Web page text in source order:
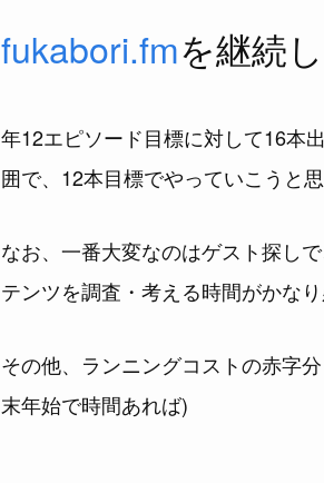
fukabori.fmを継続
年12エピソード目標に対して16本
囲で、12本目標でやっていこうと
なお、一番大変なのはゲスト探し
テンツを調査・考える時間がかな
その他、ランニングコストの赤字
末年始で時間あれば)